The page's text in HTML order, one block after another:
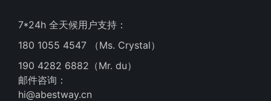
7*24h 全天候用户支持：
180 1055 4547 （Ms. Crystal）
190 4282 6882（Mr. du）
邮件咨询：
hi@abestway.cn